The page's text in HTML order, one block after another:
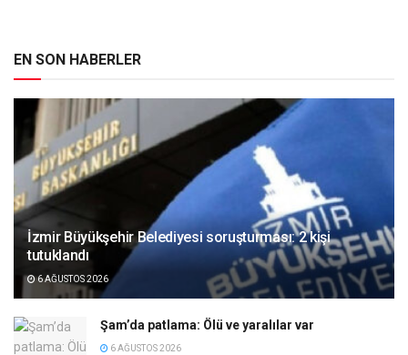
EN SON HABERLER
İzmir Büyükşehir Belediyesi soruşturması: 2 kişi
tutuklandı
6 AĞUSTOS 2026
Şam’da patlama: Ölü ve yaralılar var
6 AĞUSTOS 2026